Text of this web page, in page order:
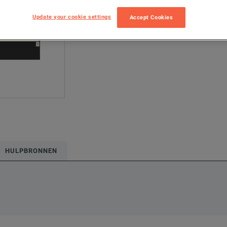
HULPBRONNEN
Update your cookie settings Accept Cookies